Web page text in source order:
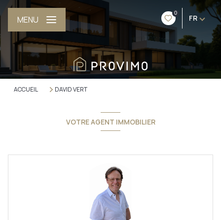
0
FR
MENU
ACCUEIL DAVID VERT
VOTRE AGENT IMMOBILIER